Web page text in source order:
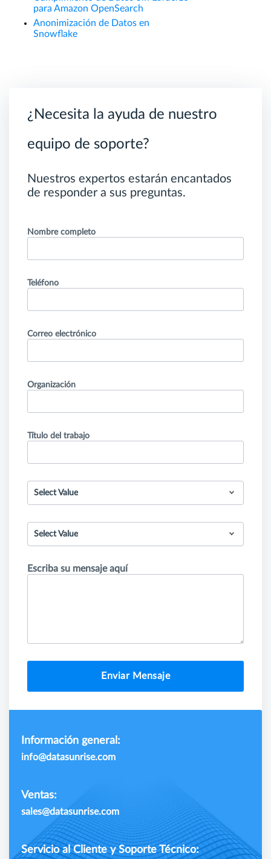
para Amazon OpenSearch
Anonimización de Datos en
Snowflake
¿Necesita la ayuda de nuestro
equipo de soporte?
Nuestros expertos estarán encantados
de responder a sus preguntas.
Nombre completo
Teléfono
Correo electrónico
Organización
Título del trabajo
Select Value
Select Value
Escriba su mensaje aquí
Enviar Mensaje
Información general:
info@datasunrise.com
Ventas:
sales@datasunrise.com
Servicio al Cliente y Soporte Técnico: